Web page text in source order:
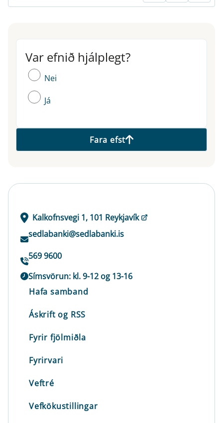
Var efnið hjálplegt?
Var efnið hjálplegt?
Nei
Já
Fara efst
Kalkofnsvegi 1, 101 Reykjavík
sedlabanki@sedlabanki.is
569 9600
Símsvörun: kl. 9-12 og 13-16
Hafa samband
Áskrift og RSS
Fyrir fjölmiðla
Fyrirvari
Veftré
Vefkökustillingar